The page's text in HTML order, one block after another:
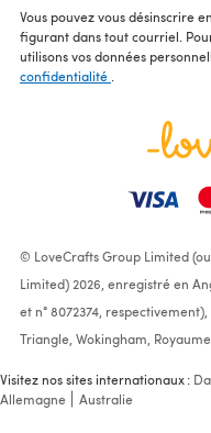
Vous pouvez vous désinscrire
figurant dans tout courriel.
utilisons vos données
confidentialité
© LoveCrafts Group Limited
Limited) 2026, enregistré en
et n° 8072374,
Triangle, Wokingham,
Visitez nos sites internationaux :
Allemagne
Australie